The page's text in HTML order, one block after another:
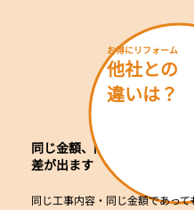
同じ金額、同じ工事内容でも
差が出ます
​お得にリフォーム
他社との
​違いは？
同じ工事内容・同じ金額であっ